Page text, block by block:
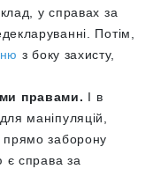
у справах за
Потім,
з боку захисту,
правами. І в
маніпуляцій,
прямо заборону
є справа за